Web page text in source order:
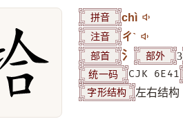
拼音 chì
注音 ㄔˋ
部首 氵 部外 3
统一码 CJK 6E41
字形结构 左右结构